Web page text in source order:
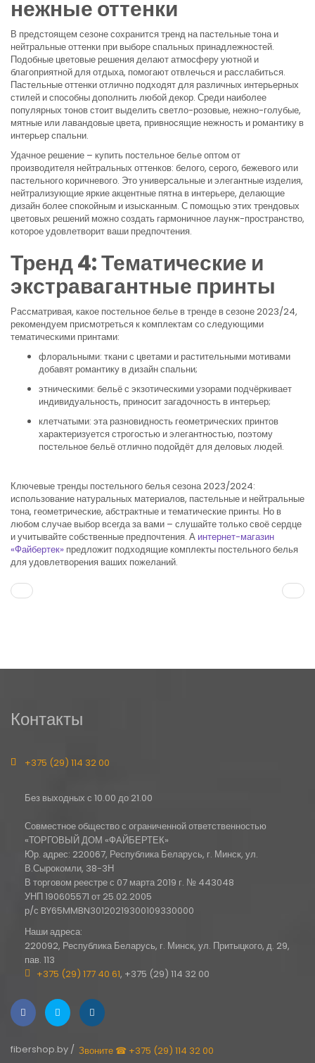
нежные оттенки
В предстоящем сезоне сохранится тренд на пастельные тона и
нейтральные оттенки при выборе спальных принадлежностей.
Подобные цветовые решения делают атмосферу уютной и
благоприятной для отдыха, помогают отвлечься и расслабиться.
Пастельные оттенки отлично подходят для различных интерьерных
стилей и способны дополнить любой декор. Среди наиболее
популярных тонов стоит выделить светло-розовые, нежно-голубые,
мятные или лавандовые цвета, привносящие нежность и романтику в
интерьер спальни.
Удачное решение – купить постельное белье оптом от
производителя нейтральных оттенков: белого, серого, бежевого или
пастельного коричневого. Это универсальные и элегантные изделия,
нейтрализующие яркие акцентные пятна в интерьере, делающие
дизайн более спокойным и изысканным. С помощью этих трендовых
цветовых решений можно создать гармоничное лаунж-пространство,
которое удовлетворит ваши предпочтения.
Тренд 4: Тематические и
экстравагантные принты
Рассматривая, какое постельное белье в тренде в сезоне 2023/24,
рекомендуем присмотреться к комплектам со следующими
тематическими принтами:
флоральными: ткани с цветами и растительными мотивами
добавят романтику в дизайн спальни;
этническими: бельё с экзотическими узорами подчёркивает
индивидуальность, приносит загадочность в интерьер;
клетчатыми: эта разновидность геометрических принтов
характеризуется строгостью и элегантностью, поэтому
постельное бельё отлично подойдёт для деловых людей.
Ключевые тренды постельного белья сезона 2023/2024:
использование натуральных материалов, пастельные и нейтральные
тона, геометрические, абстрактные и тематические принты. Но в
любом случае выбор всегда за вами – слушайте только своё сердце
и учитывайте собственные предпочтения. А интернет-магазин
«Файбертек» предложит подходящие комплекты постельного белья
для удовлетворения ваших пожеланий.
Контакты
+375 (29) 114 32 00
Без выходных с 10.00 до 21.00
Совместное общество с ограниченной ответственностью
«ТОРГОВЫЙ ДОМ «ФАЙБЕРТЕК»
Юр. адрес: 220067, Республика Беларусь, г. Минск, ул.
В.Сырокомли, 38-3Н
В торговом реестре с 07 марта 2019 г. № 443048
УНП 190605571 от 25.02.2005
р/с BY65MMBN30120219300109330000
Наши адреса:
220092, Республика Беларусь, г. Минск, ул. Притыцкого, д. 29,
пав. 113
+375 (29) 177 40 61, +375 (29) 114 32 00
fibershop.by / Звоните ☎ +375 (29) 114 32 00